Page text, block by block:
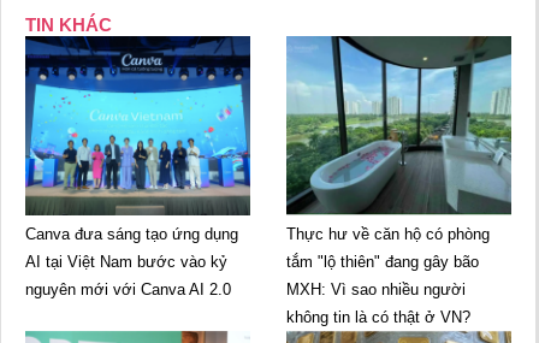
TIN KHÁC
Canva đưa sáng tạo ứng dụng
AI tại Việt Nam bước vào kỷ
nguyên mới với Canva AI 2.0
Thực hư về căn hộ có phòng
tắm "lộ thiên" đang gây bão
MXH: Vì sao nhiều người
không tin là có thật ở VN?